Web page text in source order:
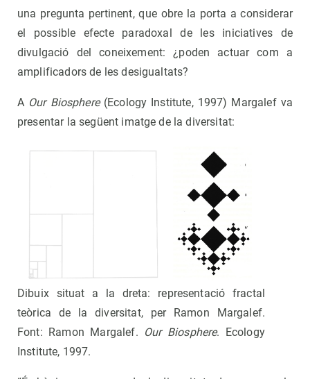
una pregunta pertinent, que obre la porta a considerar
el possible efecte paradoxal de les iniciatives de
divulgació del coneixement: ¿poden actuar com a
amplificadors de les desigualtats?
A Our Biosphere(Ecology Institute, 1997) Margalef va
presentar la següent imatge de la diversitat:
Dibuix situat a la dreta: representació fractal
teòrica de la diversitat, per Ramon Margalef.
Font: Ramon Margalef. Our Biosphere. Ecology
Institute, 1997.